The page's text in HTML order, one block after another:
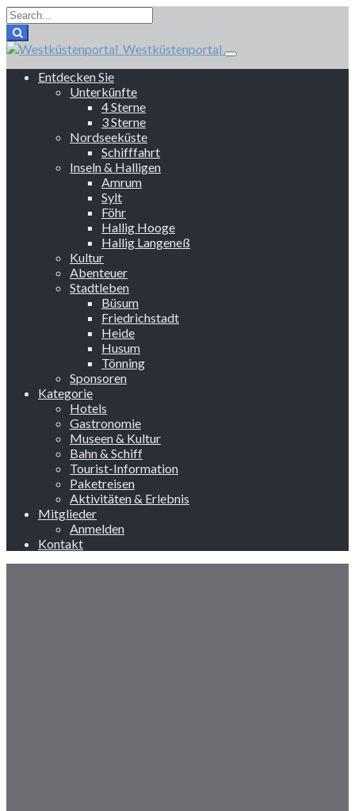
Westküstenportal
Entdecken Sie
Unterkünfte
4 Sterne
3 Sterne
Nordseeküste
Schifffahrt
Inseln & Halligen
Amrum
Sylt
Föhr
Hallig Hooge
Hallig Langeneß
Kultur
Abenteuer
Stadtleben
Büsum
Friedrichstadt
Heide
Husum
Tönning
Sponsoren
Kategorie
Hotels
Gastronomie
Museen & Kultur
Bahn & Schiff
Tourist-Information
Paketreisen
Aktivitäten & Erlebnis
Mitglieder
Anmelden
Kontakt